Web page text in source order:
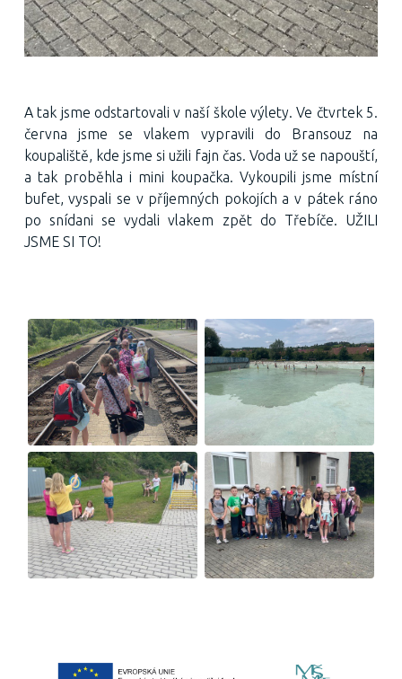
A tak jsme odstartovali v naší škole výlety. Ve čtvrtek 5.
června jsme se vlakem vypravili do Bransouz na
koupaliště, kde jsme si užili fajn čas. Voda už se napouští,
a tak proběhla i mini koupačka. Vykoupili jsme místní
bufet, vyspali se v příjemných pokojích a v pátek ráno
po snídani se vydali vlakem zpět do Třebíče. UŽILI
JSME SI TO!